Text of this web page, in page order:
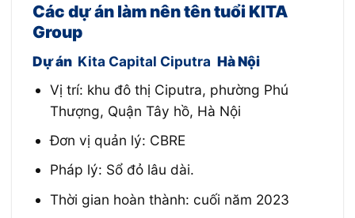
Các dự án làm nên tên tuổi KITA
Group
Dự án Kita Capital Ciputra Hà Nội
Vị trí: khu đô thị Ciputra, phường Phú
Thượng, Quận Tây hồ, Hà Nội
Đơn vị quản lý: CBRE
Pháp lý: Sổ đỏ lâu dài.
Thời gian hoàn thành: cuối năm 2023